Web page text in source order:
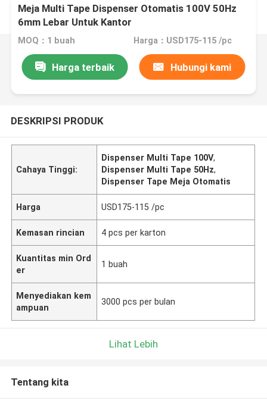
Meja Multi Tape Dispenser Otomatis 100V 50Hz
6mm Lebar Untuk Kantor
MOQ：1 buah Harga：USD175-115 /pc
Harga terbaik Hubungi kami
DESKRIPSI PRODUK
Cahaya Tinggi:
Dispenser Multi Tape 100V,
Dispenser Multi Tape 50Hz,
Dispenser Tape Meja Otomatis
Harga USD175-115 /pc
Kemasan rincian 4 pcs per karton
Kuantitas min Ord
er
1 buah
Menyediakan kem
ampuan
3000 pcs per bulan
Lihat Lebih
Tentang kita